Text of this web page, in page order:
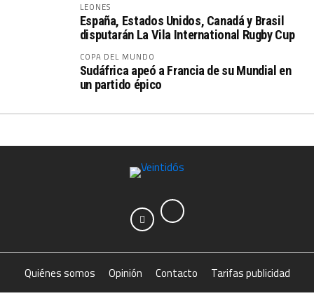
LEONES
España, Estados Unidos, Canadá y Brasil
disputarán La Vila International Rugby Cup
COPA DEL MUNDO
Sudáfrica apeó a Francia de su Mundial en
un partido épico
Quiénes somos Opinión Contacto Tarifas publicidad